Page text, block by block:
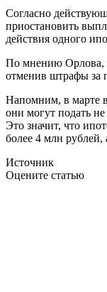
Согласно
приостановить
действия одного
По мнению Орлова,
отменив штрафы за
Напомним, в марте в
они могут подать
Это значит, что
более 4 млн рублей,
Источник
Оцените статью